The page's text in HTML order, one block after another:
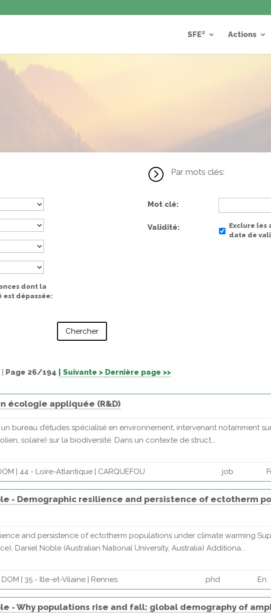
SFE² Actions
dont la
est dépassée
= Par mots clés:
Mot clé
Validité
Exclure les
date de
Page 26/194 | Suivante > Dernière page >>
écologie appliquée (R&D)
bureau d’études spécialisé en environnement, intervenant notamment
solaire) sur la biodiversité. Dans un contexte de struct...
| 44 - Loire-Atlantique | CARQUEFOU job
- Demographic resilience and persistence of ectotherm
and persistence of ectotherm populations under climate warming
Daniel Noble (Australian National University, Australia) Additiona...
| 35 - Ille-et-Vilaine | Rennes phd En
- Why populations rise and fall: global demography of